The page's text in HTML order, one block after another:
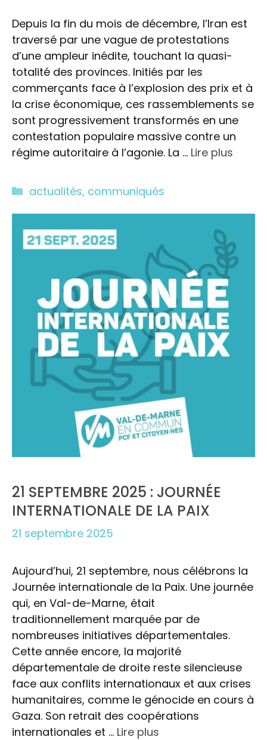
Depuis la fin du mois de décembre, l’Iran est
traversé par une vague de protestations
d’une ampleur inédite, touchant la quasi-
totalité des provinces. Initiés par les
commerçants face à l’explosion des prix et à
la crise économique, ces rassemblements se
sont progressivement transformés en une
contestation populaire massive contre un
régime autoritaire à l’agonie. La … Lire plus
Catégories
actualités, communiqués
21 SEPTEMBRE 2025 : JOURNÉE
INTERNATIONALE DE LA PAIX
21 septembre 2025
Aujourd’hui, 21 septembre, nous célébrons la
Journée internationale de la Paix. Une journée
qui, en Val-de-Marne, était
traditionnellement marquée par de
nombreuses initiatives départementales.
Cette année encore, la majorité
départementale de droite reste silencieuse
face aux conflits internationaux et aux crises
humanitaires, comme le génocide en cours à
Gaza. Son retrait des coopérations
internationales et … Lire plus